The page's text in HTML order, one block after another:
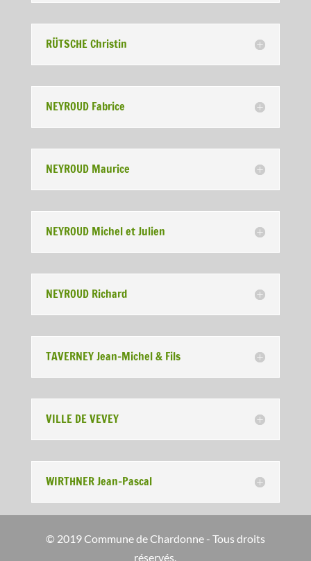
RÜTSCHE Christin
NEYROUD Fabrice
NEYROUD Maurice
NEYROUD Michel et Julien
NEYROUD Richard
TAVERNEY Jean-Michel & Fils
VILLE DE VEVEY
WIRTHNER Jean-Pascal
© 2019 Commune de Chardonne - Tous droits
réservés.